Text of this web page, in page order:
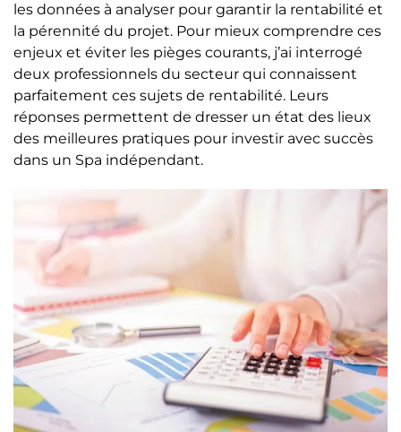
les données à analyser pour garantir la rentabilité et
la pérennité du projet. Pour mieux comprendre ces
enjeux et éviter les pièges courants, j’ai interrogé
deux professionnels du secteur qui connaissent
parfaitement ces sujets de rentabilité. Leurs
réponses permettent de dresser un état des lieux
des meilleures pratiques pour investir avec succès
dans un Spa indépendant.